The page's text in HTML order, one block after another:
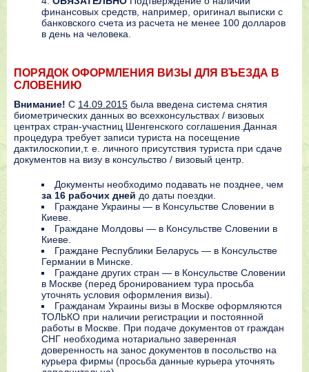
финансовых средств, например, оригинал выписки с
банковского счета из расчета не менее 100 долларов
в день на человека.
ПОРЯДОК ОФОРМЛЕНИЯ ВИЗЫ ДЛЯ ВЪЕЗДА В
СЛОВЕНИЮ
Внимание! С 14.09.2015 была введена система снятия
биометрических данных во всехконсульствах / визовых
центрах стран-участниц Шенгенского соглашения.Данная
процедура требует записи туриста на посещение
дактилоскопии,т. е. личного присутствия туриста при сдаче
документов на визу в консульство / визовый центр.
Документы необходимо подавать не позднее, чем
за 16 рабочих дней до даты поездки.
Граждане Украины — в Консульстве Словении в
Киеве.
Граждане Мoлдoвы — в Консульстве Словении в
Киеве.
Граждане Республики Беларусь — в Консульстве
Германии в Минске.
Граждане других стран — в Консульстве Словении
в Москве (перед бронированием тура просьба
уточнять условия оформления визы).
Гражданам Украины визы в Москве оформляются
ТОЛЬКО при наличии регистрации и постоянной
работы в Москве. При подаче документов от граждан
СНГ необходима нотариально заверенная
доверенность на занос документов в посольство на
курьера фирмы (просьба данные курьера уточнять